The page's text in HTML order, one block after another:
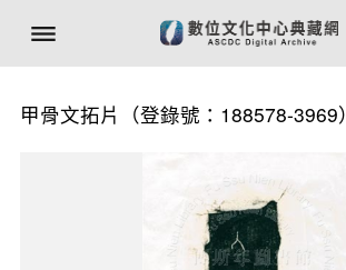
甲骨文拓片（登錄號：188578-3969）